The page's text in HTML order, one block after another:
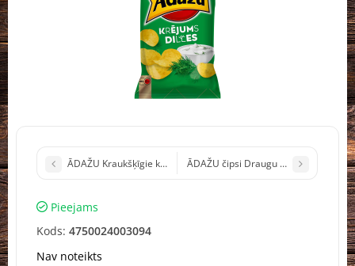
ĀDAŽU Kraukšķīgie kartupeļi ar diļļu garšu Latvija 100g (1/28)
ĀDAŽU čipsi Draugu paka ar
Pieejams
Kods: 4750024003094
Nav noteikts